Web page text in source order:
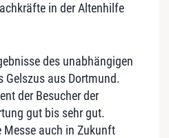
in der Altenhilfe
des unabhängigen
aus Dortmund.
der Besucher der
gut bis sehr gut.
Messe auch in Zukunft